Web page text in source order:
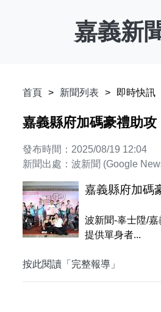
嘉義新
首頁 新聞列表 即時快訊
嘉義縣府加碼豪禮助
發布時間：2025/08/19 12:04
新聞出處：波新聞 (Google
嘉義縣府加碼
波新聞-辜士陞/
提供單身者...
按此閱讀「完整報導」